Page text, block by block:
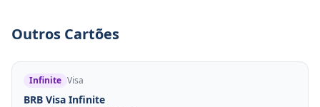
Outros Cartões
Infinite Visa
BRB Visa Infinite